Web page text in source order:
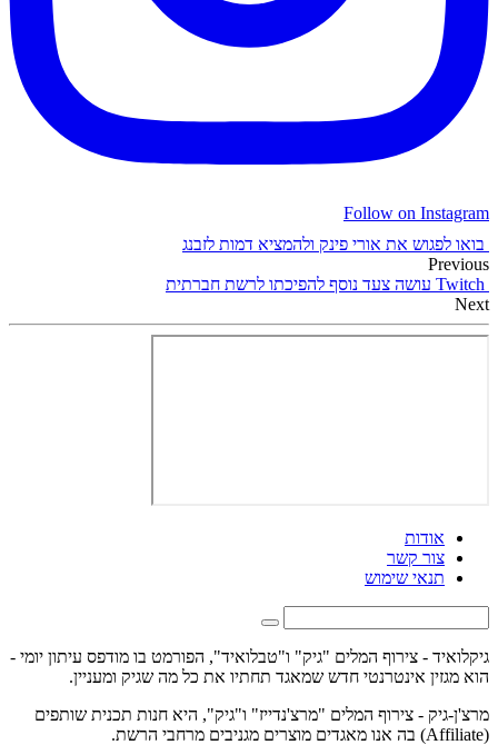
Follow on Instagram
בואו לפגוש את אורי פינק ולהמציא דמות לזבנג
Previous
Twitch עושה צעד נוסף להפיכתו לרשת חברתית
Next
אודות
צור קשר
תנאי שימוש
גיקלואיד - צירוף המלים "גיק" ו"טבלואיד", הפורמט בו מודפס עיתון יומי -
הוא מגזין אינטרנטי חדש שמאגד תחתיו את כל מה שגיק ומעניין.
מרצ'ן-גיק - צירוף המלים "מרצ'נדייז" ו"גיק", היא חנות תכנית שותפים
(Affiliate) בה אנו מאגדים מוצרים מגניבים מרחבי הרשת.